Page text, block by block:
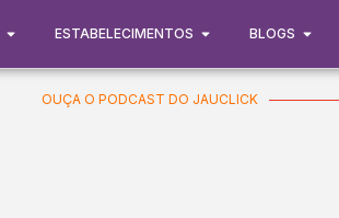
ESTABELECIMENTOS BLOGS
OUÇA O PODCAST DO JAUCLICK